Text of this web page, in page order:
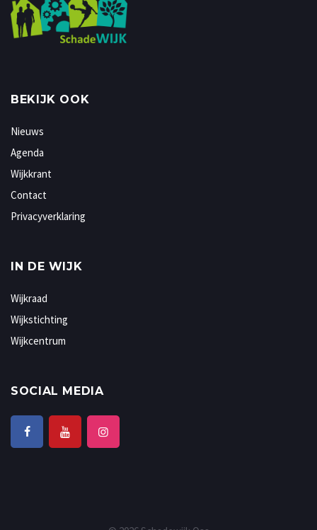
BEKIJK OOK
Nieuws
Agenda
Wijkkrant
Contact
Privacyverklaring
IN DE WIJK
Wijkraad
Wijkstichting
Wijkcentrum
SOCIAL MEDIA